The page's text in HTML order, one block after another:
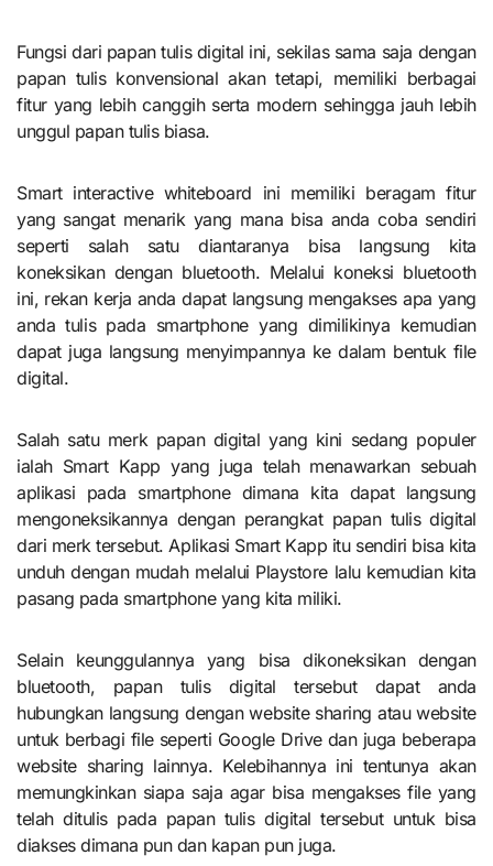
Fungsi dari papan tulis digital ini, sekilas sama saja dengan
papan tulis konvensional akan tetapi, memiliki berbagai
fitur yang lebih canggih serta modern sehingga jauh lebih
unggul papan tulis biasa.
Smart interactive whiteboard ini memiliki beragam fitur
yang sangat menarik yang mana bisa anda coba sendiri
seperti salah satu diantaranya bisa langsung kita
koneksikan dengan bluetooth. Melalui koneksi bluetooth
ini, rekan kerja anda dapat langsung mengakses apa yang
anda tulis pada smartphone yang dimilikinya kemudian
dapat juga langsung menyimpannya ke dalam bentuk file
digital.
Salah satu merk papan digital yang kini sedang populer
ialah Smart Kapp yang juga telah menawarkan sebuah
aplikasi pada smartphone dimana kita dapat langsung
mengoneksikannya dengan perangkat papan tulis digital
dari merk tersebut. Aplikasi Smart Kapp itu sendiri bisa kita
unduh dengan mudah melalui Playstore lalu kemudian kita
pasang pada smartphone yang kita miliki.
Selain keunggulannya yang bisa dikoneksikan dengan
bluetooth, papan tulis digital tersebut dapat anda
hubungkan langsung dengan website sharing atau website
untuk berbagi file seperti Google Drive dan juga beberapa
website sharing lainnya. Kelebihannya ini tentunya akan
memungkinkan siapa saja agar bisa mengakses file yang
telah ditulis pada papan tulis digital tersebut untuk bisa
diakses dimana pun dan kapan pun juga.